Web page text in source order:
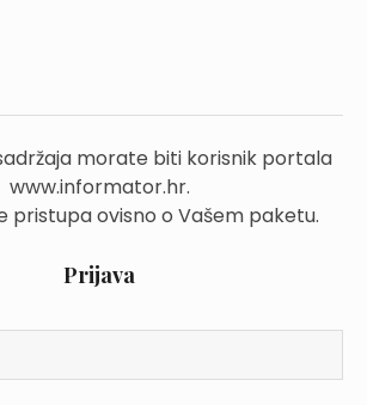
morate biti korisnik portala
www.informator.hr.
pristupa ovisno o Vašem paketu.
Prijava